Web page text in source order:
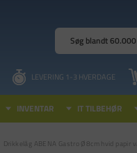
LEVERING 1-3 HVERDAGE
INVENTAR IT TILBEHØR
Drikkelåg ABENA Gastro Ø8cm hvid